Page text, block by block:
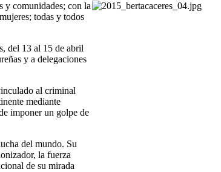
y comunidades; con la
todas y todos
del 13 al 15 de abril
y a delegaciones
al criminal
mediante
imponer un golpe de
del mundo. Su
la fuerza
de su mirada